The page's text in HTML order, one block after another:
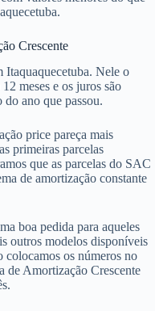
Crescente
Itaquaquecetuba. Nele o
meses e os juros são
ano que passou.
price pareça mais
primeiras parcelas
que as parcelas do SAC
de amortização constante
boa pedida para aqueles
outros modelos disponíveis
colocamos os números no
de Amortização Crescente